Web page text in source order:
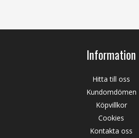
Information
Hitta till oss
Kundomdömen
Köpvillkor
Cookies
Kontakta oss